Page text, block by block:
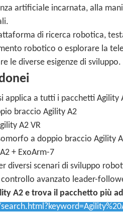
artificiale incarnata, alla
di ricerca robotica,
robotico o esplorare la
le diverse esigenze di sviluppo.
applica a tutti i pacchetti Agility
braccio Agility A2
A2 VR
a doppio braccio Agility
+ ExoArm-7
diversi scenari di sviluppo
avanzato leader-
A2 e trova il pacchetto più